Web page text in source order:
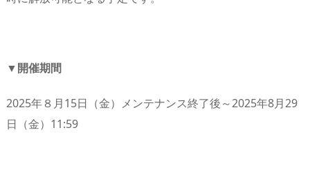
▼開催期間
2025年８月15日（金）メンテナンス終了後～2025年8月29
日（金）11:59